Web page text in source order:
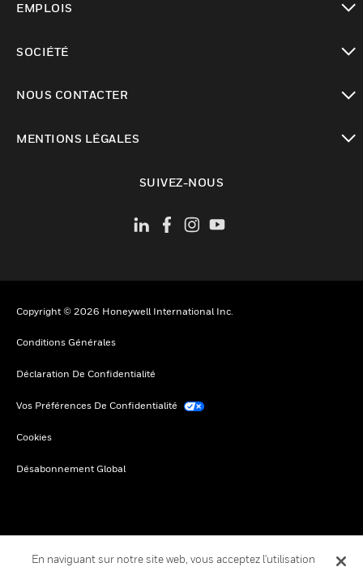
EMPLOIS
SOCIÉTÉ
NOUS CONTACTER
MENTIONS LÉGALES
SUIVEZ-NOUS
Copyright © 2026 Honeywell International Inc.
Conditions Générales
Déclaration De Confidentialité
Vos Préférences De Confidentialité
Cookies
Désabonnement Global
En naviguant sur notre site web, vous acceptez l'utilisation